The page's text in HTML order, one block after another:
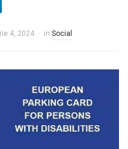
4, 2024 in Social